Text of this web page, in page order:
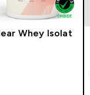
Whey Isolat